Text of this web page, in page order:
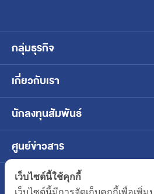
กลุ่มธุรกิจ
อาหารสัตว์เลี้ยงแบบเปียก
อาหารสัตว์น้ำ
อาหารพร้อมทานบรรจุในภาชนะปิดผ
อาหารสัตว์เลี้ยงแบบเม็ด
เกี่ยวกับเรา
วิสัยทัศน์ พันธกิจ และเป้าหมาย
ประวัติและพัฒนาการของบริษัท
คณะกรรมการบริษัทและผู้บริหาร
นักลงทุนสัมพันธ์
หน้าหลักนักลงทุนสัมพันธ์
ข้อมูลบริษัท
ข้อมูลทางการเงิน
ศูนย์ข่าวสาร
ข่าวประชาสัมพันธ์
ติดต่อเรา
เว็บไซต์นี้ใช้คุกกี้
เว็บไซต์นี้มีการจัดเก็บคุกกี้เพื่อเพิ่